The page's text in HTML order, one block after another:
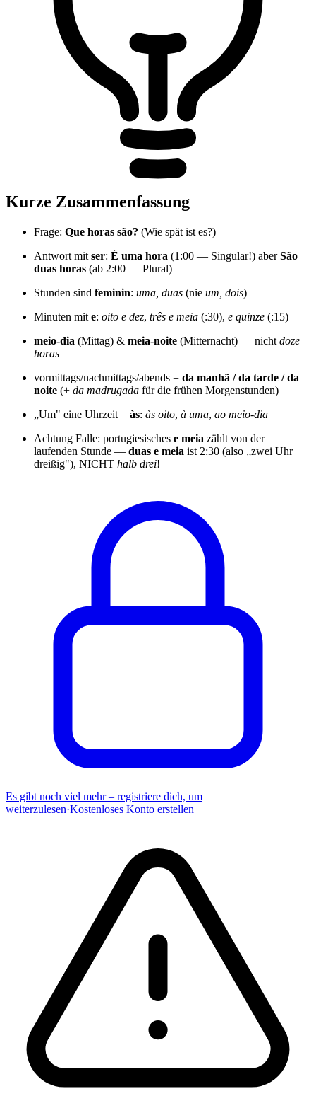
Kurze Zusammenfassung
Frage: Que horas são? (Wie spät ist es?)
Antwort mit ser: É uma hora (1:00 — Singular!) aberSão
duas horas (ab 2:00 — Plural)
Stunden sind feminin: uma, duas (nie um, dois)
Minuten mit e: oito e dez, três e meia (:30), e quinze (:15)
meio-dia (Mittag) & meia-noite (Mitternacht) — nicht doze
horas
vormittags/nachmittags/abends = da manhã / da tarde / da
noite (+ da madrugada für die frühen Morgenstunden)
„Um" eine Uhrzeit = às: às oito, à uma, ao meio-dia
Achtung Falle: portugiesisches e meia zählt von der
laufenden Stunde — duas e meia ist 2:30 (also „zwei Uhr
dreißig"), NICHT halb drei!
Es gibt noch viel mehr – registriere dich, um
weiterzulesen·Kostenloses Konto erstellen